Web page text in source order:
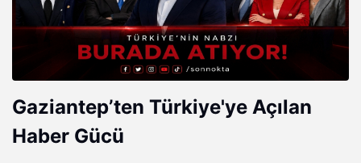
Gaziantep’ten Türkiye'ye Açılan
Haber Gücü